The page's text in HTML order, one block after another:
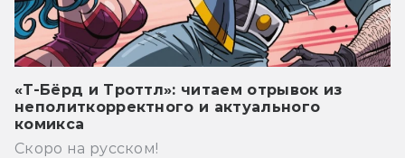
«Т-Бёрд и Троттл»: читаем отрывок из
неполиткорректного и актуального
комикса
Скоро на русском!